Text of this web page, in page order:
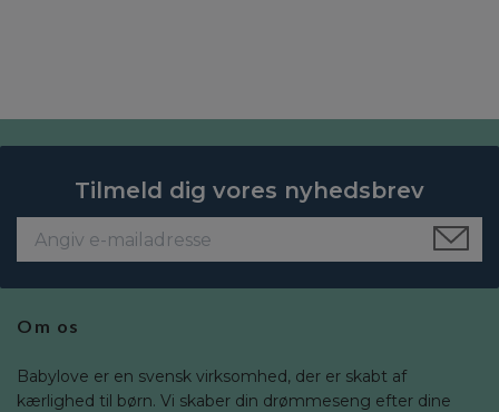
Tilmeld dig vores nyhedsbrev
Om os
Babylove er en svensk virksomhed, der er skabt af
kærlighed til børn. Vi skaber din drømmeseng efter dine